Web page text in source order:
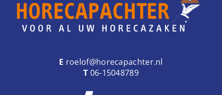
E roelof@horecapachter.nl
T 06-15048789